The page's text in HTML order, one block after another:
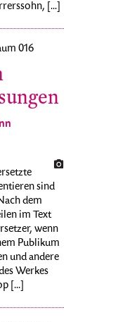
[...]
016
sind
dem
im Text
wenn
Publikum
und andere
Werkes
[...]